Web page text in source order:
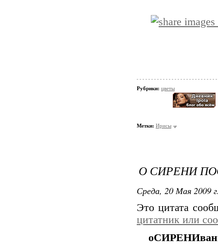
Рубрики: цветы
Метки: Ирисы
О СИРЕНИ
Среда, 20 Мая 2009
Это цитата
цитатник или